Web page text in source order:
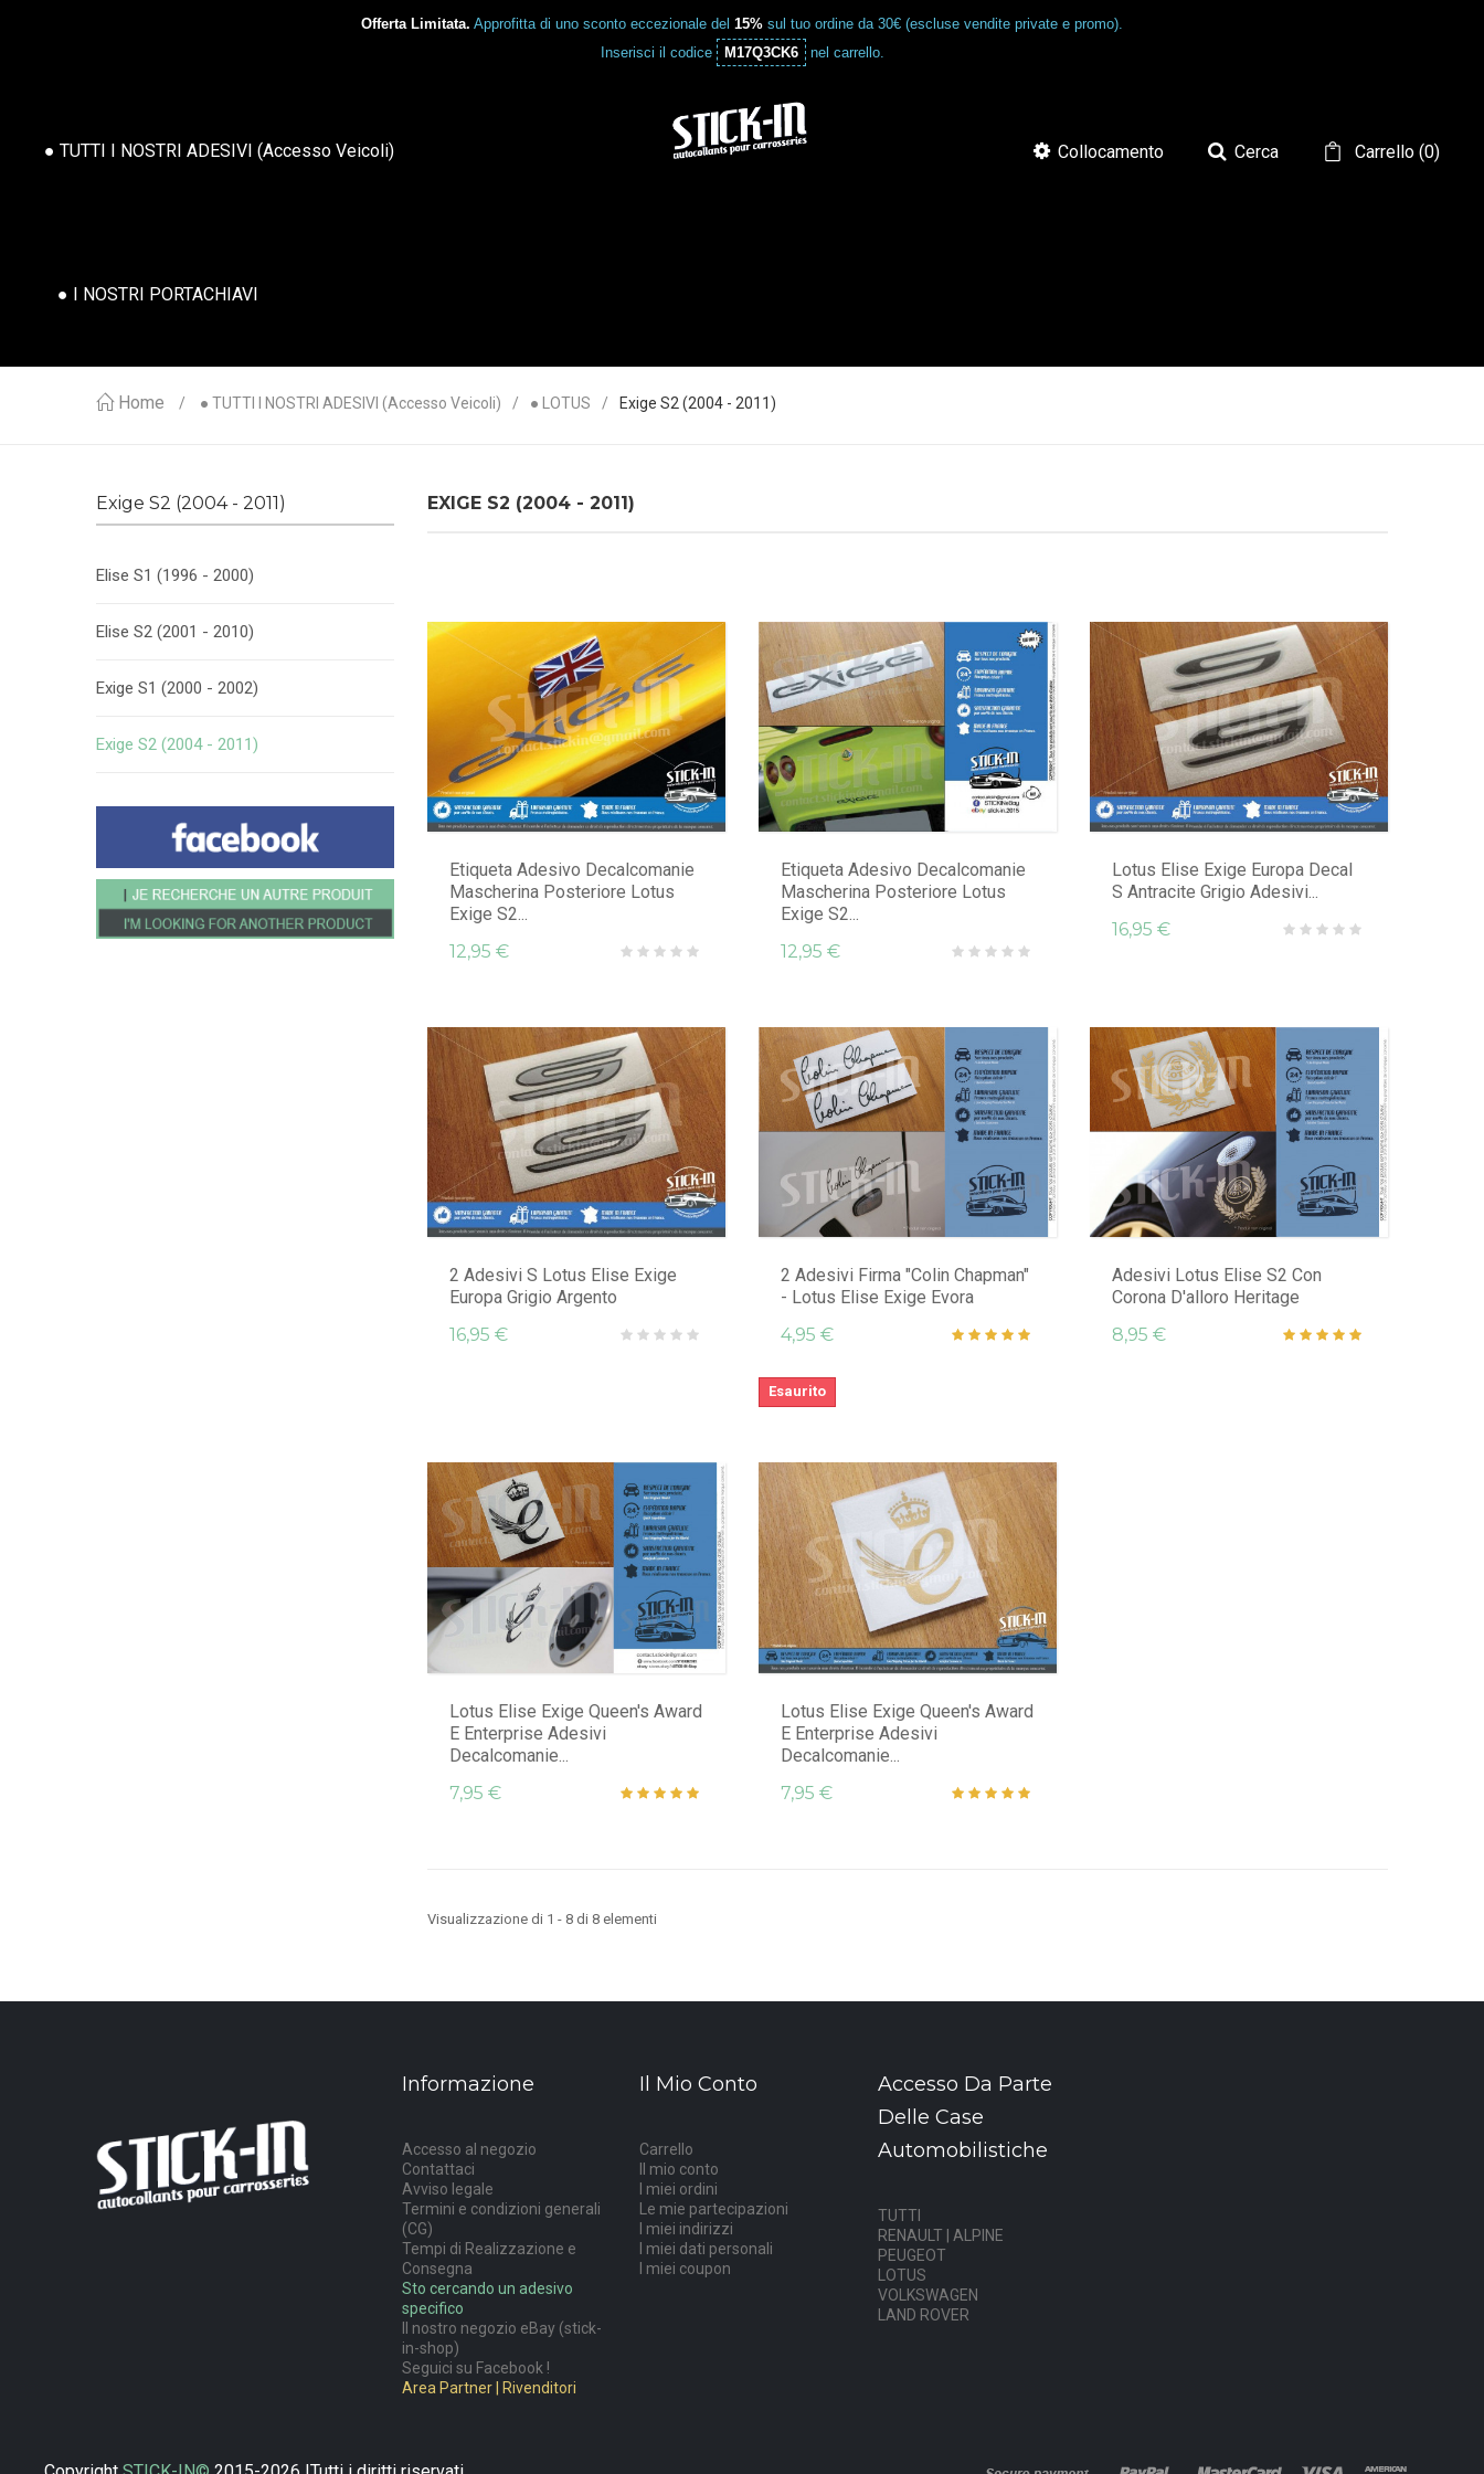
Offerta Limitata. Approfitta di uno sconto eccezionale del 15% sul tuo ordine da 30€ (escluse vendite private e promo).
Inserisci il codice
M17Q3CK6 nel carrello.
● TUTTI I NOSTRI ADESIVI (accesso Veicoli)
● I NOSTRI PORTACHIAVI
Carrello(0)
Cerca
Collocamento
Home ● TUTTI I NOSTRI ADESIVI (accesso Veicoli) ● LOTUS Exige S2 (2004 - 2011)
Exige S2 (2004 - 2011)
Elise S1 (1996 - 2000)
Elise S2 (2001 - 2010)
Exige S1 (2000 - 2002)
Exige S2 (2004 - 2011)
EXIGE S2 (2004 - 2011)
Etiqueta Adesivo Decalcomanie
Mascherina Posteriore Lotus
Exige S2...
12,95 €
Etiqueta Adesivo Decalcomanie
Mascherina Posteriore Lotus
Exige S2...
12,95 €
Lotus Elise Exige Europa Decal
S Antracite Grigio Adesivi...
16,95 €
2 Adesivi S Lotus Elise Exige
Europa Grigio Argento
16,95 €
2 Adesivi Firma "Colin Chapman"
- Lotus Elise Exige Evora
4,95 €
Esaurito
Adesivi Lotus Elise S2 Con
Corona D'alloro Heritage
8,95 €
Lotus Elise Exige Queen's Award
E Enterprise Adesivi
Decalcomanie...
7,95 €
Lotus Elise Exige Queen's Award
E Enterprise Adesivi
Decalcomanie...
7,95 €
Visualizzazione di 1 - 8 di 8 elementi
Informazione
Accesso al negozio
Contattaci
Avviso legale
Termini e condizioni generali
(CG)
Tempi di Realizzazione e
Consegna
Sto cercando un adesivo
specifico
Il nostro negozio eBay (stick-
in-shop)
Seguici su Facebook !
Area Partner | Rivenditori
Il Mio Conto
Carrello
Il mio conto
I miei ordini
Le mie partecipazioni
I miei indirizzi
I miei dati personali
I miei coupon
Accesso Da Parte
Delle Case
Automobilistiche
TUTTI
RENAULT | ALPINE
PEUGEOT
LOTUS
VOLKSWAGEN
LAND ROVER